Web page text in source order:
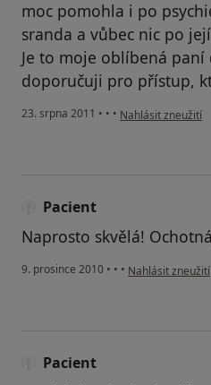
moc pomohla i po
sranda a vůbec nic po
Je to moje oblíbená
doporučuji pro přístup,
23. srpna 2011 • • • podle názoru
Nahlásit zneužití
Pacient
Naprosto skvělá!
9. prosince 2010 • • • podle názoru
Nahlásit zneužití
Pacient